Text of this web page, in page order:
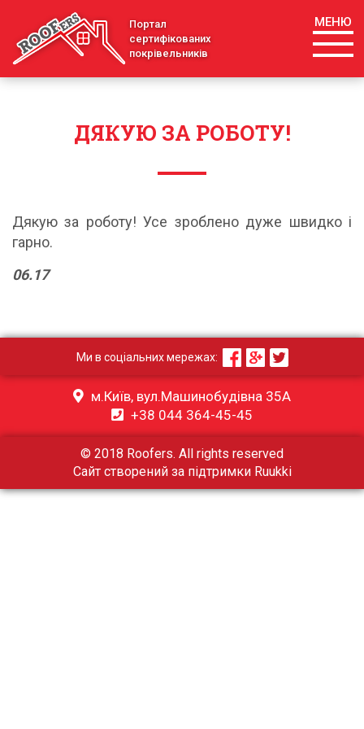
Портал
сертифікованих
покрівельників
МЕНЮ
ДЯКУЮ ЗА РОБОТУ!
Дякую за роботу! Усе зроблено дуже швидко і
гарно.
06.17
Ми в соціальних мережах:
м.Київ, вул.Машинобудівна 35А
+38 044 364-45-45
© 2018 Roofers. All rights reserved
Сайт створений за підтримки Ruukki